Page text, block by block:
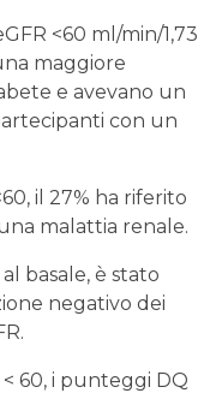
<60 ml/min/1,73
maggiore
e avevano un
con un
il 27% ha riferito
malattia renale.
basale, è stato
negativo dei
60, i punteggi DQ